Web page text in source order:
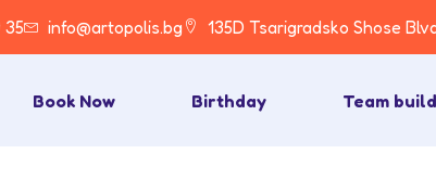
35 info@artopolis.bg 135D Tsarigradsko Shose
Book Now Birthday Team